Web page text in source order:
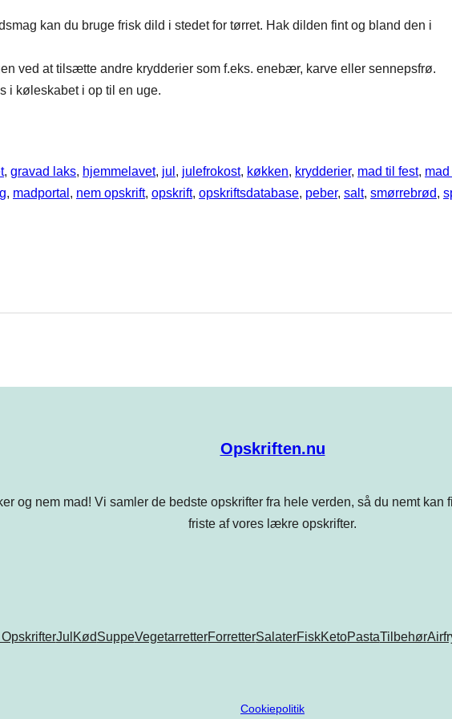
kan du bruge frisk dild i stedet for tørret. Hak dilden fint og bland den i
ved at tilsætte andre krydderier som f.eks. enebær, karve eller sennepsfrø.
i køleskabet i op til en uge.
, gravad laks, hjemmelavet, jul , julefrokost, køkken, krydderier, mad til fest, mad
, madportal , nem opskrift, opskrift, opskriftsdatabase, peber, salt, smørrebrød,
Opskriften.nu
og nem mad! Vi samler de bedste opskrifter fra hele verden, så du nemt
friste af vores lækre opskrifter.
Jul KødSuppeVegetarretterForretterSalaterFiskKetoPastaTilbehør
Cookiepolitik